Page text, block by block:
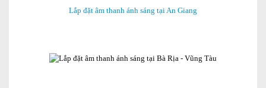
Lắp đặt âm thanh ánh sáng tại An Giang